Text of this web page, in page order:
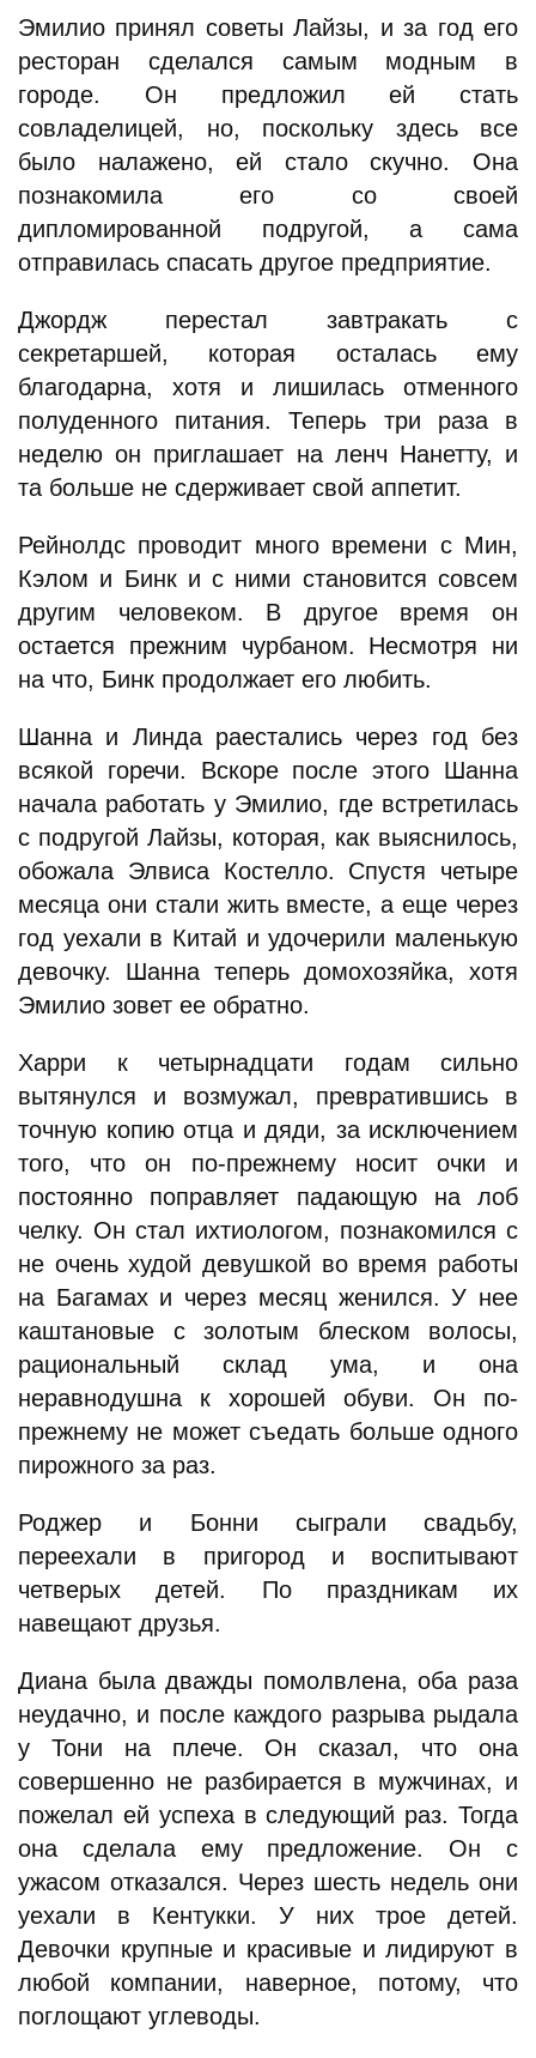
Эмилио принял советы Лайзы, и за год его
ресторан сделался самым модным в
городе. Он предложил ей стать
совладелицей, но, поскольку здесь все
было налажено, ей стало скучно. Она
познакомила его со своей
дипломированной подругой, а сама
отправилась спасать другое предприятие.
Джордж перестал завтракать с
секретаршей, которая осталась ему
благодарна, хотя и лишилась отменного
полуденного питания. Теперь три раза в
неделю он приглашает на ленч Нанетту, и
та больше не сдерживает свой аппетит.
Рейнолдс проводит много времени с Мин,
Кэлом и Бинк и с ними становится совсем
другим человеком. В другое время он
остается прежним чурбаном. Несмотря ни
на что, Бинк продолжает его любить.
Шанна и Линда раестались через год без
всякой горечи. Вскоре после этого Шанна
начала работать у Эмилио, где встретилась
с подругой Лайзы, которая, как выяснилось,
обожала Элвиса Костелло. Спустя четыре
месяца они стали жить вместе, а еще через
год уехали в Китай и удочерили маленькую
девочку. Шанна теперь домохозяйка, хотя
Эмилио зовет ее обратно.
Харри к четырнадцати годам сильно
вытянулся и возмужал, превратившись в
точную копию отца и дяди, за исключением
того, что он по-прежнему носит очки и
постоянно поправляет падающую на лоб
челку. Он стал ихтиологом, познакомился с
не очень худой девушкой во время работы
на Багамах и через месяц женился. У нее
каштановые с золотым блеском волосы,
рациональный склад ума, и она
неравнодушна к хорошей обуви. Он по-
прежнему не может съедать больше одного
пирожного за раз.
Роджер и Бонни сыграли свадьбу,
переехали в пригород и воспитывают
четверых детей. По праздникам их
навещают друзья.
Диана была дважды помолвлена, оба раза
неудачно, и после каждого разрыва рыдала
у Тони на плече. Он сказал, что она
совершенно не разбирается в мужчинах, и
пожелал ей успеха в следующий раз. Тогда
она сделала ему предложение. Он с
ужасом отказался. Через шесть недель они
уехали в Кентукки. У них трое детей.
Девочки крупные и красивые и лидируют в
любой компании, наверное, потому, что
поглощают углеводы.